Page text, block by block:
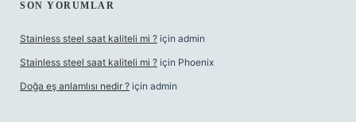
SON YORUMLAR
Stainless steel saat kaliteli mi ? için admin
Stainless steel saat kaliteli mi ? için Phoenix
Doğa eş anlamlısı nedir ? için admin